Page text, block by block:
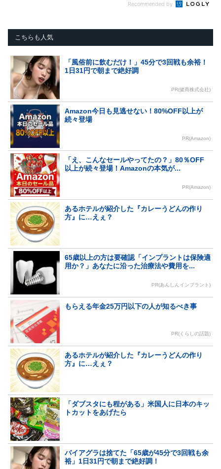
Recommended by
こちらも人気
「風俗前に飲むだけ！」45分で3回戦も余裕！
1日31円で朝まで絶好調
PR(健商株式会社)
Amazon今日も見逃せない！80%OFF以上が
続々登場
PR(Amazon)
「え、こんなセールやってたの？」80％OFF
以上が続々登場！Amazonの本気が...
PR(Amazon)
あるホテルが紹介した『カレーうどんの作り
方』に…えぇ？
65歳以上の方は要確認「インプラントは保険適
用か？」あなたに沿った治療法や費用を...
PR(あんしんインプラント)
もらえる年金25万円以下の人が知るべき事
PR(くらしの話題)
あるホテルが紹介した『カレーうどんの作り
方』に…えぇ？
「ダブスタにも程がある」米国人に日本のキッ
トカットをあげたら
バイアグラは捨てた「65歳が45分で3回戦も余
裕」1日31円で朝まで絶好調！